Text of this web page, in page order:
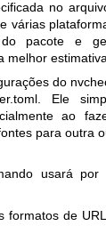
no
várias
pacote e
melhor
do
. Ele
ao
para outra
usará
de